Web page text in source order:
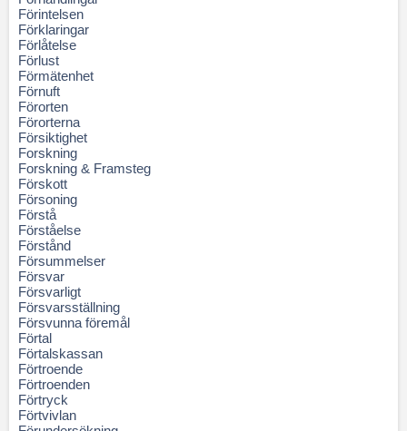
Förintelsen
Förklaringar
Förlåtelse
Förlust
Förmätenhet
Förnuft
Förorten
Förorterna
Försiktighet
Forskning
Forskning & Framsteg
Förskott
Försoning
Förstå
Förståelse
Förstånd
Försummelser
Försvar
Försvarligt
Försvarsställning
Försvunna föremål
Förtal
Förtalskassan
Förtroende
Förtroenden
Förtryck
Förtvivlan